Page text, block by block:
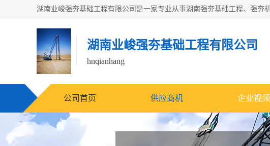
湖南业峻强夯基础工程有限公司
hnqianhang
公司首页 供应商机 企业视频